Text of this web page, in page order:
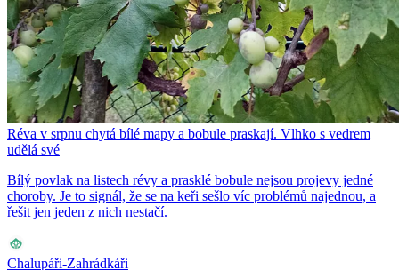
Réva v srpnu chytá bílé mapy a bobule praskají. Vlhko s vedrem
udělá své
Bílý povlak na listech révy a prasklé bobule nejsou projevy jedné
choroby. Je to signál, že se na keři sešlo víc problémů najednou, a
řešit jen jeden z nich nestačí.
Chalupáři-Zahrádkáři